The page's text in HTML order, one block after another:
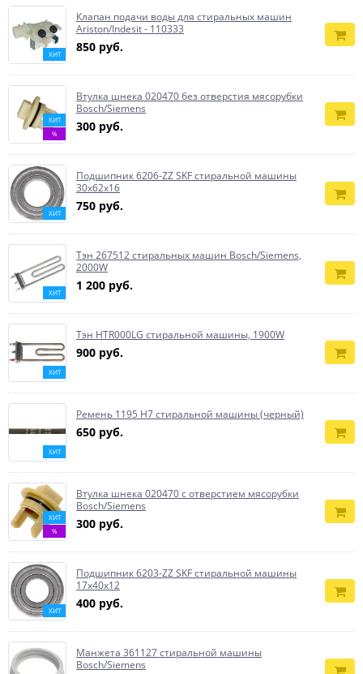
ХИТ
Клапан подачи воды для стиральных машин
Ariston/Indesit - 110333
850 руб.
ХИТ
%
Втулка шнека 020470 без отверстия мясорубки
Bosch/Siemens
300 руб.
ХИТ
Подшипник 6206-ZZ SKF стиральной машины
30x62x16
750 руб.
ХИТ
Тэн 267512 стиральных машин Bosch/Siemens,
2000W
1 200 руб.
ХИТ
Тэн HTR000LG стиральной машины, 1900W
900 руб.
ХИТ
Ремень 1195 H7 стиральной машины (черный)
650 руб.
ХИТ
%
Втулка шнека 020470 с отверстием мясорубки
Bosch/Siemens
300 руб.
ХИТ
Подшипник 6203-ZZ SKF стиральной машины
17x40x12
400 руб.
Манжета 361127 стиральной машины
Bosch/Siemens